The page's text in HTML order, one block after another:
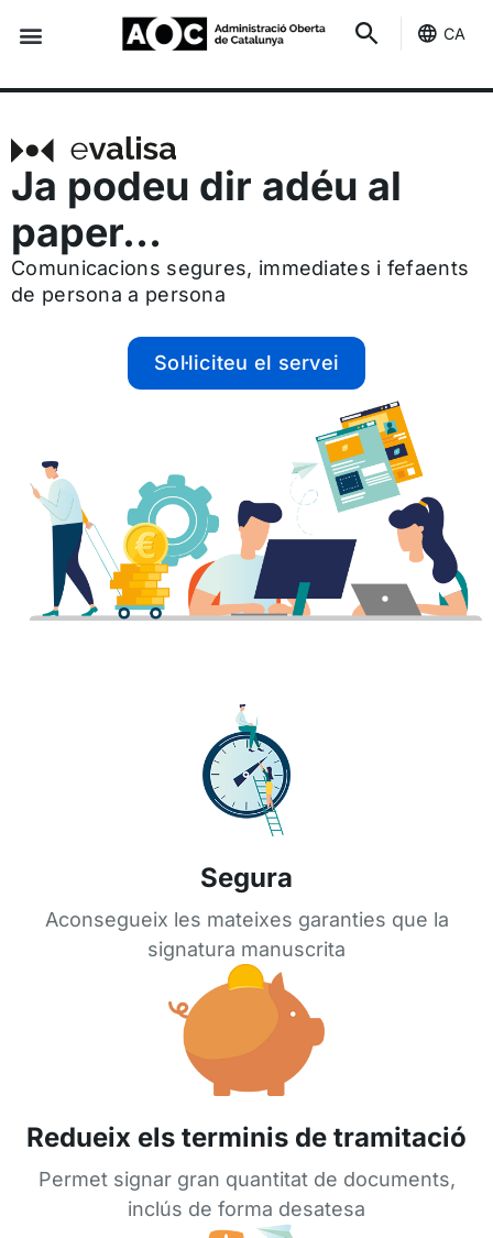
CA
Ja podeu dir adéu al
paper…
Comunicacions segures, immediates i fefaents
de persona a persona
Sol·liciteu el servei
Segura
Aconsegueix les mateixes garanties que la
signatura manuscrita
Redueix els terminis de tramitació
Permet signar gran quantitat de documents,
inclús de forma desatesa